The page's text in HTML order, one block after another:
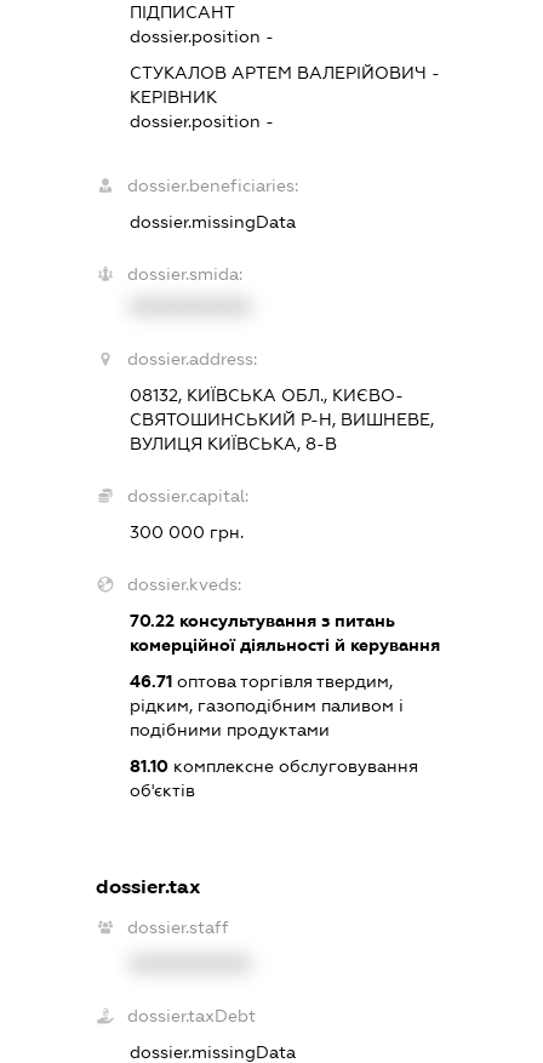
ПІДПИСАНТ
dossier.position -
СТУКАЛОВ АРТЕМ ВАЛЕРІЙОВИЧ -
КЕРІВНИК
dossier.position -
dossier.beneficiaries:
dossier.missingData
dossier.smida:
dossier.address:
08132, КИЇВСЬКА ОБЛ., КИЄВО-
СВЯТОШИНСЬКИЙ Р-Н, ВИШНЕВЕ,
ВУЛИЦЯ КИЇВСЬКА, 8-В
dossier.capital:
300 000 грн.
dossier.kveds:
70.22консультування з питань
комерційної діяльності й керування
46.71оптова торгівля твердим,
рідким, газоподібним паливом і
подібними продуктами
81.10комплексне обслуговування
об'єктів
dossier.tax
dossier.staff
dossier.taxDebt
dossier.missingData